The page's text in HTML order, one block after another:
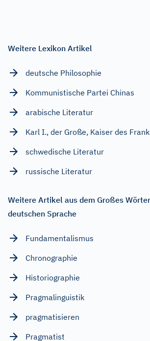
Weitere Lexikon Artikel
deutsche Philosophie
Kommunistische Partei Chinas
arabische Literatur
Karl I., der Große, Kaiser des
schwedische Literatur
russische Literatur
Weitere Artikel aus dem Großes
deutschen Sprache
Fundamentalismus
Chronographie
Historiographie
Pragmalinguistik
pragmatisieren
Pragmatist